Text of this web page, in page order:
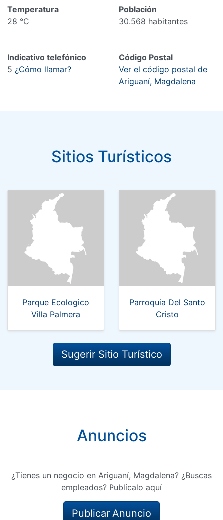
Temperatura
28 °C
Población
30.568 habitantes
Indicativo telefónico
5 ¿Cómo llamar?
Código Postal
Ver el código postal de
Ariguaní, Magdalena
Sitios Turísticos
Parque Ecologico
Villa Palmera
Parroquia Del Santo
Cristo
Sugerir Sitio Turístico
Anuncios
¿Tienes un negocio en Ariguaní, Magdalena? ¿Buscas
empleados? Publícalo aquí
Publicar Anuncio